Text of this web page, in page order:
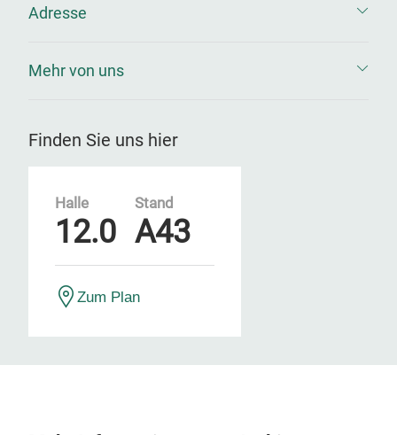
Adresse
Mehr von uns
Finden Sie uns hier
Halle
12.0
Stand
A43
Zum Plan